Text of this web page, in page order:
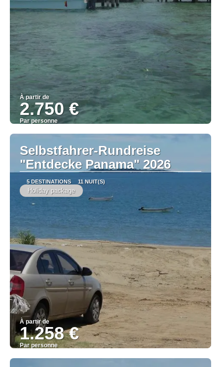
À partir de
2.750 €
Par personne
Afficher
Selbstfahrer-Rundreise
"Entdecke Panama" 2026
5 DESTINATIONS 11 NUIT(S)
Holiday package
À partir de
1.258 €
Par personne
Afficher